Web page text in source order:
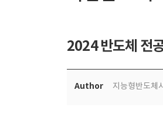
2024 반도체 전
Author 지능형반도체